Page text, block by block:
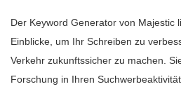
Der Keyword Generator von Majestic
Einblicke, um Ihr Schreiben zu
Verkehr zukunftssicher zu machen.
Forschung in Ihren